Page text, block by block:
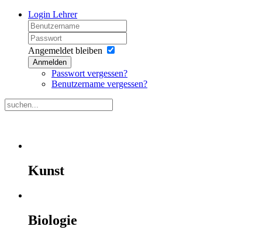
Login Lehrer
Angemeldet bleiben
Anmelden
Passwort vergessen?
Benutzername vergessen?
Kunst
Biologie